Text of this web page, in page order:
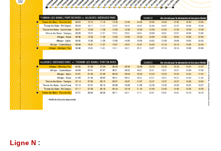
Ligne N :